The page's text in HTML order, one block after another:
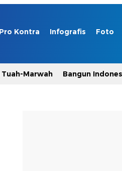
Pro Kontra Infografis Foto
Marwah Bangun